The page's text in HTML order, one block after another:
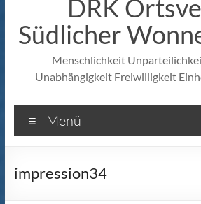
DRK
Südlicher
Menschlichkeit
Unabhängigkeit Freiwilligkeit
Menü
impression34